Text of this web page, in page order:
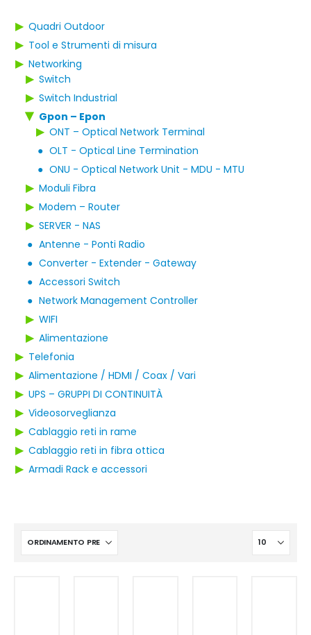
▶ Quadri Outdoor
▶ Tool e Strumenti di misura
▶ Networking
▶ Switch
▶ Switch Industrial
▶ Gpon – Epon
▶ ONT – Optical Network Terminal
● OLT - Optical Line Termination
● ONU - Optical Network Unit - MDU - MTU
▶ Moduli Fibra
▶ Modem – Router
▶ SERVER - NAS
● Antenne - Ponti Radio
● Converter - Extender - Gateway
● Accessori Switch
● Network Management Controller
▶ WIFI
▶ Alimentazione
▶ Telefonia
▶ Alimentazione / HDMI / Coax / Vari
▶ UPS – GRUPPI DI CONTINUITÀ
▶ Videosorveglianza
▶ Cablaggio reti in rame
▶ Cablaggio reti in fibra ottica
▶ Armadi Rack e accessori